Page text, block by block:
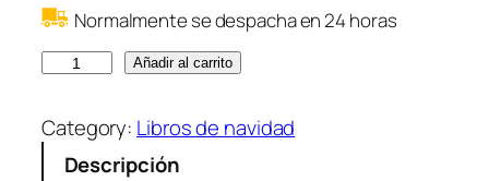
Normalmente se despacha en 24 horas
e
n
Añadir al carrito
Category: Libros de navidad
Descripción